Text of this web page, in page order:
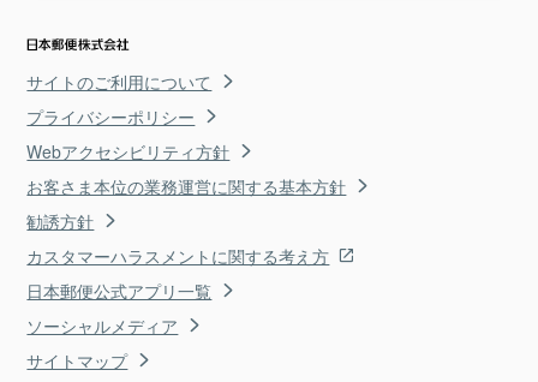
サイトのご利用について
プライバシーポリシー
Webアクセシビリティ方針
お客さま本位の業務運営に関する基本方針
勧誘方針
カスタマーハラスメントに関する考え方
日本郵便公式アプリ一覧
ソーシャルメディア
サイトマップ